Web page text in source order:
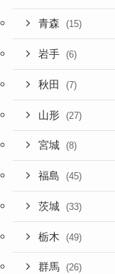
青森 (15)
岩手 (6)
秋田 (7)
山形 (27)
宮城 (8)
福島 (45)
茨城 (33)
栃木 (49)
群馬 (26)